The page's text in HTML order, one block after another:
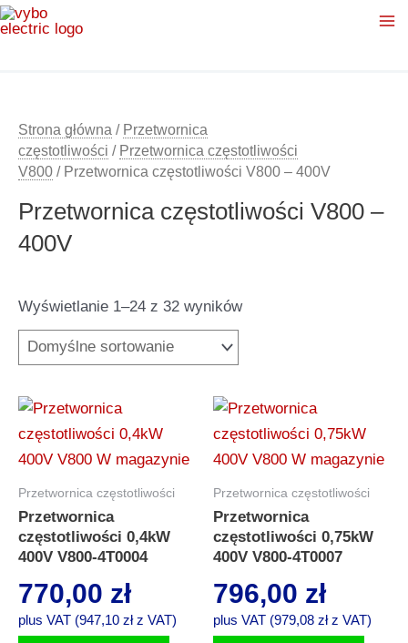
Przejdź
do
Strona główna / Przetwornica
częstotliwości / Przetwornica częstotliwości
V800 / Przetwornica częstotliwości V800 – 400V
Przetwornica częstotliwości V800 –
400V
Wyświetlanie 1–24 z 32 wyników
Przetwornica częstotliwości
Przetwornica
częstotliwości 0,4kW
400V V800-4T0004
770,00 zł
plus VAT (947,10 złz VAT)
Przetwornica częstotliwości
Przetwornica
częstotliwości 0,75kW
400V V800-4T0007
796,00 zł
plus VAT (979,08 złz VAT)